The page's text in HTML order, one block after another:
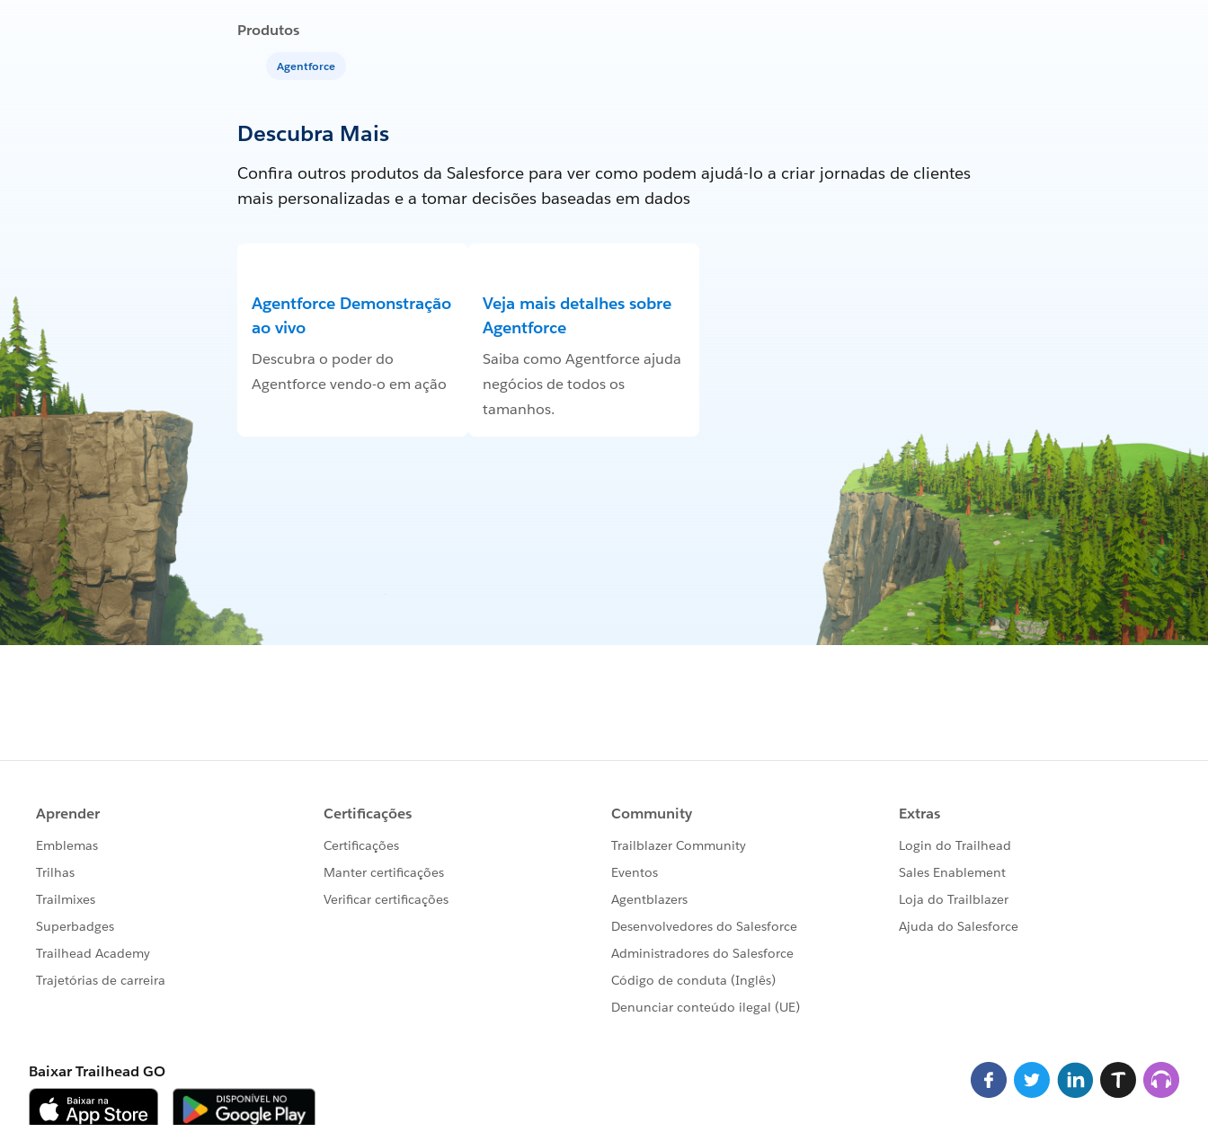
Produtos
Agentforce
Descubra Mais
Confira outros produtos da Salesforce para ver como podem ajudá-lo a criar jornadas de clientes
mais personalizadas e a tomar decisões baseadas em dados
Agentforce Demonstração
ao vivo
Descubra o poder do
Agentforce vendo-o em ação
Veja mais detalhes sobre
Agentforce
Saiba como Agentforce ajuda
negócios de todos os
tamanhos.